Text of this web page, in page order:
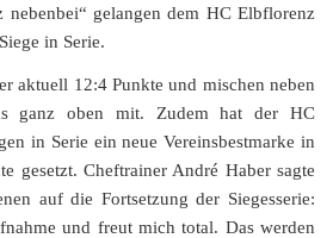
nebenbei“ gelangen dem HC Elbflorenz
in Serie.
aktuell 12:4 Punkte und mischen neben
ganz oben mit. Zudem hat der HC
in Serie ein neue Vereinsbestmarke in
gesetzt. Cheftrainer André Haber sagte
auf die Fortsetzung der Siegesserie:
und freut mich total. Das werden